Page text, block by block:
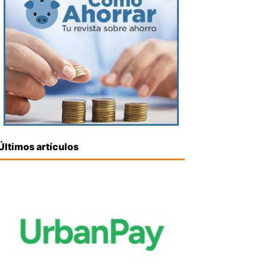
artículos